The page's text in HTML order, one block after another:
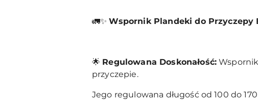
🚛✨Wspornik Plandeki do Przyczepy
🌟 Regulowana Doskonałość:
przyczepie.
Jego regulowana długość od 100 do